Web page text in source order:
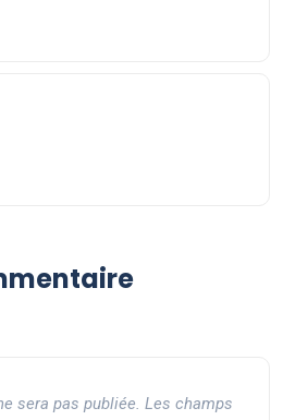
sera pas publiée. Les champs